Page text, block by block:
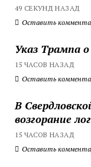
49 СЕКУНД НАЗАД
Оставить
Указ Трампа
15 ЧАСОВ НАЗАД
Оставить
В
возгорание
15 ЧАСОВ НАЗАД
Оставить